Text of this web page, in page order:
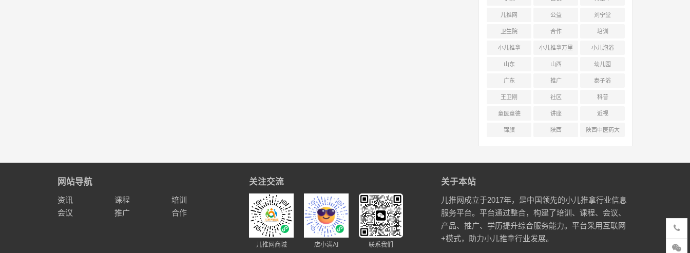
儿推网 公益 刘宁堂
卫生院 合作 培训
小儿推拿 小儿推拿万里
行
小儿泡浴
山东 山西 幼儿园
广东 推广 泰子浴
王卫刚 社区 科普
童医童德 讲座 近视
锦旗 陕西 陕西中医药大
网站导航
资讯 课程
培训
会议
推广 合作
关注交流
儿推网商城 店小满AI 联系我们
关于本站
儿推网成立于2017年，是中国领先的小儿推拿行业信息
服务平台。平台通过整合，构建了培训、课程、会议、
产品、推广、学历提升综合服务能力。平台采用互联网
+模式，助力小儿推拿行业发展。